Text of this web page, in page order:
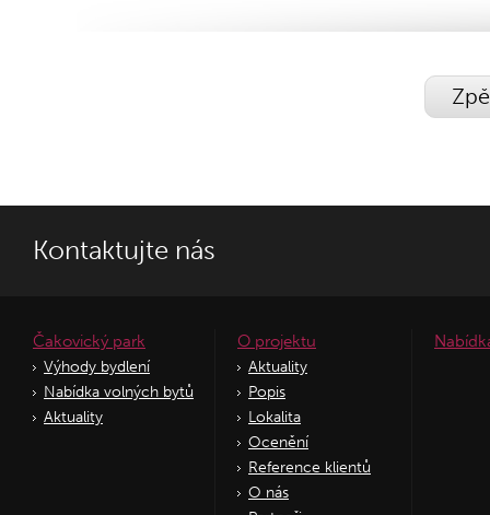
Kontaktujte nás
Čakovický park
Výhody bydlení
Nabídka volných bytů
Aktuality
O projektu
Aktuality
Popis
Lokalita
Ocenění
Reference klientů
O nás